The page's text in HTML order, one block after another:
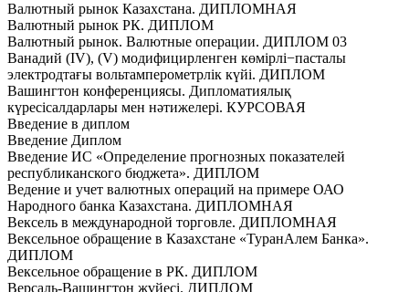
Валютный рынок Казахстана. ДИПЛОМНАЯ
Валютный рынок РК. ДИПЛОМ
Валютный рынок. Валютные операции. ДИПЛОМ 03
Ванадий (IV), (V) модифицирленген көмірлі−пасталы
электродтағы вольтамперометрлік күйі. ДИПЛОМ
Вашингтон конференциясы. Дипломатиялық
күресісалдарлары мен нәтижелері. КУРСОВАЯ
Введение в диплом
Введение Диплом
Введение ИС «Определение прогнозных показателей
республиканского бюджета». ДИПЛОМ
Ведение и учет валютных операций на примере ОАО
Народного банка Казахстана. ДИПЛОМНАЯ
Вексель в международной торговле. ДИПЛОМНАЯ
Вексельное обращение в Казахстане «ТуранАлем Банка».
ДИПЛОМ
Вексельное обращение в РК. ДИПЛОМ
Версаль-Вашингтон жүйесі. ДИПЛОМ